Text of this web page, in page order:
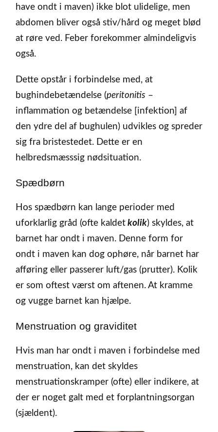
have ondt i maven) ikke blot ulidelige, men
abdomen bliver også stiv/hård og meget blød
at røre ved. Feber forekommer almindeligvis
også.
Dette opstår i forbindelse med, at
bughindebetændelse (peritonitis –
inflammation og betændelse [infektion] af
den ydre del af bughulen) udvikles og spreder
sig fra bristestedet. Dette er en
helbredsmæsssig nødsituation.
Spædbørn
Hos spædbørn kan lange perioder med
uforklarlig gråd (ofte kaldet kolik) skyldes, at
barnet har ondt i maven. Denne form for
ondt i maven kan dog ophøre, når barnet har
afføring eller passerer luft/gas (prutter). Kolik
er som oftest værst om aftenen. At kramme
og vugge barnet kan hjælpe.
Menstruation og graviditet
Hvis man har ondt i maven i forbindelse med
menstruation, kan det skyldes
menstruationskramper (ofte) eller indikere, at
der er noget galt med et forplantningsorgan
(sjældent).